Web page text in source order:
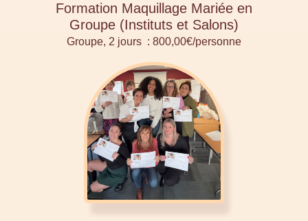
Formation Maquillage Mariée en
Groupe (Instituts et Salons)
Groupe, 2 jours : 800,00€/personne